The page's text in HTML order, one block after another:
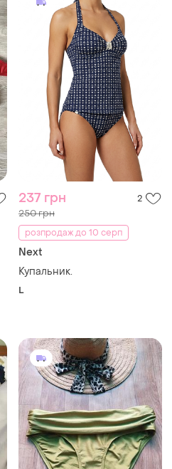
237 грн 2
250 грн
розпродаж до 10 серп
Next
Купальник.
L